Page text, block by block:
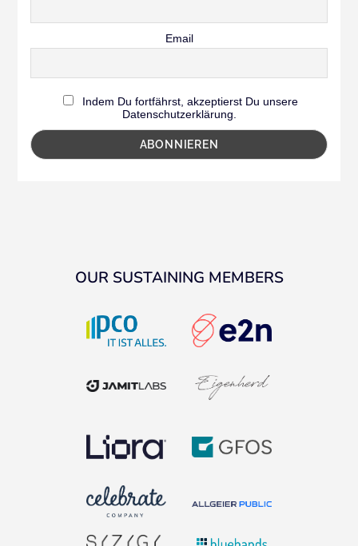
Email
Indem Du fortfährst, akzeptierst Du unsere
Datenschutzerklärung.
OUR SUSTAINING MEMBERS